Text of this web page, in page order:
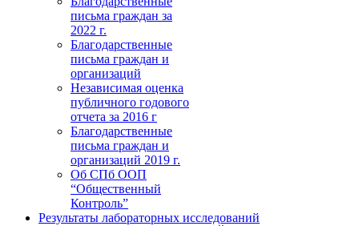
письма граждан за
2022 г.
Благодарственные
письма граждан и
организаций
Независимая оценка
публичного годового
отчета за 2016 г
Благодарственные
письма граждан и
организаций 2019 г.
Об СПб ООП
“Общественный
Контроль”
Результаты лабораторных исследований